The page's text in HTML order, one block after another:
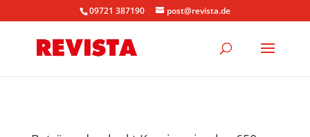
09721 387190 post@revista.de